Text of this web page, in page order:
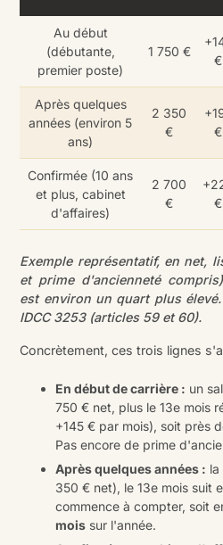
Au début
(débutante,
premier poste)
1 750 €
€
Après quelques
années (environ 5
ans)
2 350
€
€
Confirmée (10 ans
et plus, cabinet
d'affaires)
2 700
€
€
Exemple représentatif, en net,
et prime d'ancienneté
est environ un quart plus
IDCC 3253 (articles 59 et 60).
Concrètement, ces trois lignes
En début de carrière : un
750 € net, plus le 13e mois
+145 € par mois), soit près
Pas encore de prime
Après quelques années :
350 € net), le 13e mois suit
commence à compter, soit
mois sur l'année.